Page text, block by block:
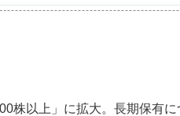
以上」に拡大。長期保有